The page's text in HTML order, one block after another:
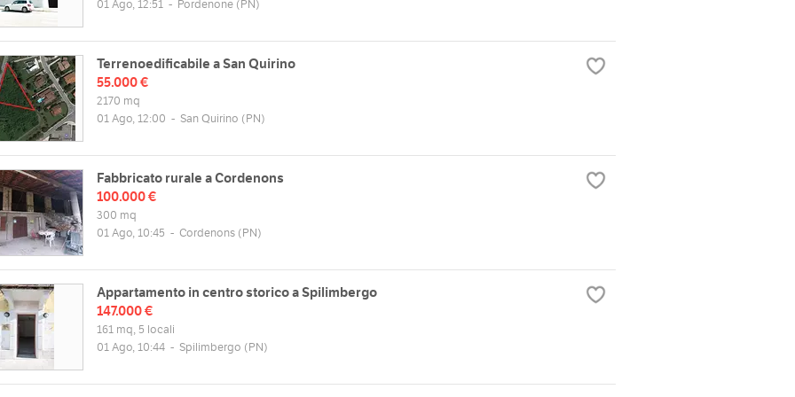
01 Ago, 12:51 - Pordenone (PN)
Terrenoedificabile a San Quirino
55.000 €
2170 mq
01 Ago, 12:00 - San Quirino (PN)
Fabbricato rurale a Cordenons
100.000 €
300 mq
01 Ago, 10:45 - Cordenons (PN)
Appartamento in centro storico a Spilimbergo
147.000 €
161 mq, 5 locali
01 Ago, 10:44 - Spilimbergo (PN)